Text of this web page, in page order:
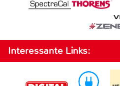
Interessante Links: